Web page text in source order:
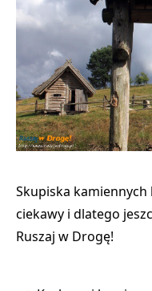
Skupiska
ciekawy i dlatego
Ruszaj w Drogę!